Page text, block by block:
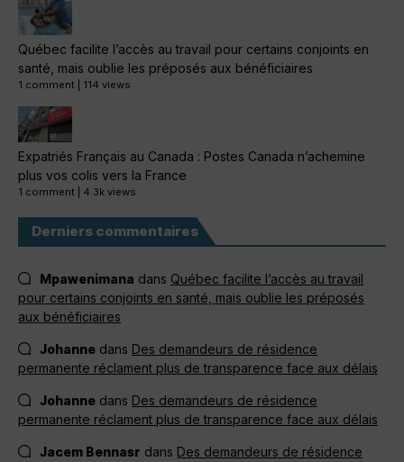
Québec facilite l’accès au travail pour certains conjoints en
santé, mais oublie les préposés aux bénéficiaires
1 comment 114 views
Expatriés Français au Canada : Postes Canada n’achemine
plus vos colis vers la France
1 comment 4.3k views
Derniers commentaires
Mpawenimana dans Québec facilite l’accès au travail
pour certains conjoints en santé, mais oublie les préposés
aux bénéficiaires
Johanne dans Des demandeurs de résidence
permanente réclament plus de transparence face aux délais
Johanne dans Des demandeurs de résidence
permanente réclament plus de transparence face aux délais
Jacem Bennasr dans Des demandeurs de résidence